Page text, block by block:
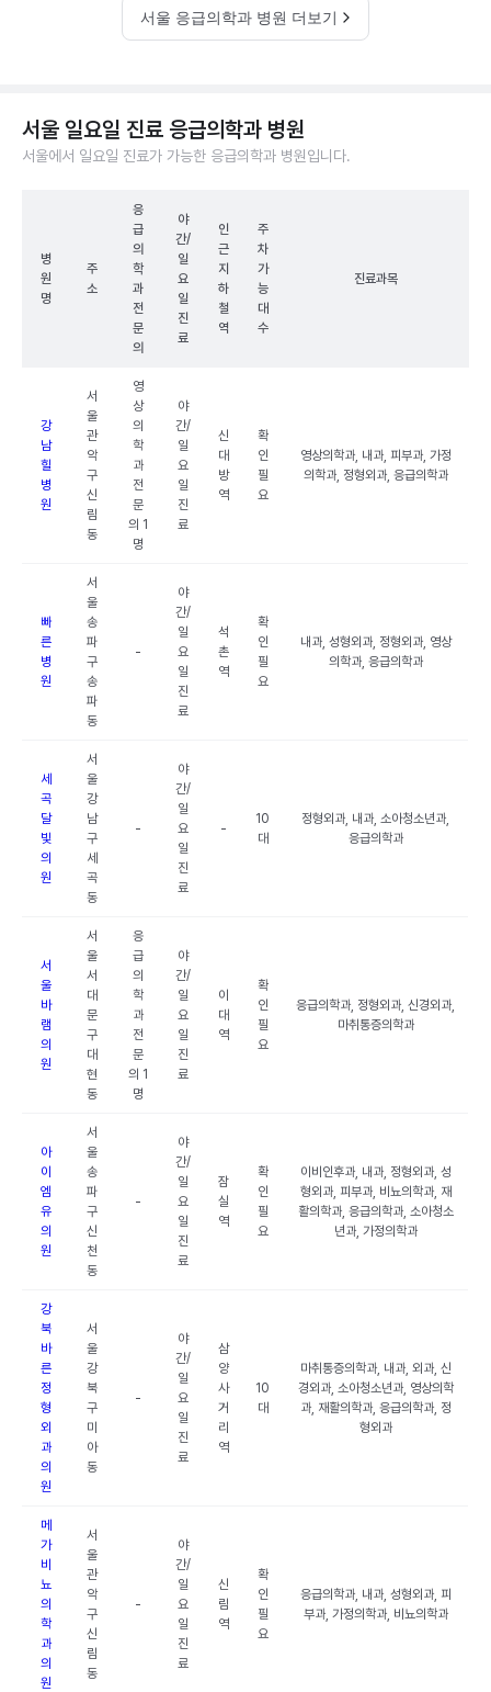
서울 응급의학과 병원 더보기
서울 일요일 진료 응급의학과 병원
서울에서 일요일 진료가 가능한 응급의학과 병원입니다.
병
원
명
주
소
응
급
의
학
과
전
문
의
야
간/
일
요
일
진
료
인
근
지
하
철
역
주
차
가
능
대
수
진료과목
강
남
힐
병
원
서
울
관
악
구
신
림
동
영
상
의
학
과
전
문
의 1
명
야
간/
일
요
일
진
료
신
대
방
역
확
인
필
요
영상의학과, 내과, 피부과, 가정
의학과, 정형외과, 응급의학과
빠
른
병
원
서
울
송
파
구
송
파
동
-
야
간/
일
요
일
진
료
석
촌
역
확
인
필
요
내과, 성형외과, 정형외과, 영상
의학과, 응급의학과
세
곡
달
빛
의
원
서
울
강
남
구
세
곡
동
-
야
간/
일
요
일
진
료
-
10
대
정형외과, 내과, 소아청소년과,
응급의학과
서
울
바
램
의
원
서
울
서
대
문
구
대
현
동
응
급
의
학
과
전
문
의 1
명
야
간/
일
요
일
진
료
이
대
역
확
인
필
요
응급의학과, 정형외과, 신경외과,
마취통증의학과
아
이
엠
유
의
원
서
울
송
파
구
신
천
동
-
야
간/
일
요
일
진
료
잠
실
역
확
인
필
요
이비인후과, 내과, 정형외과, 성
형외과, 피부과, 비뇨의학과, 재
활의학과, 응급의학과, 소아청소
년과, 가정의학과
강
북
바
른
정
형
외
과
의
원
서
울
강
북
구
미
아
동
-
야
간/
일
요
일
진
료
삼
양
사
거
리
역
10
대
마취통증의학과, 내과, 외과, 신
경외과, 소아청소년과, 영상의학
과, 재활의학과, 응급의학과, 정
형외과
메
가
비
뇨
의
학
과
의
원
서
울
관
악
구
신
림
동
-
야
간/
일
요
일
진
료
신
림
역
확
인
필
요
응급의학과, 내과, 성형외과, 피
부과, 가정의학과, 비뇨의학과